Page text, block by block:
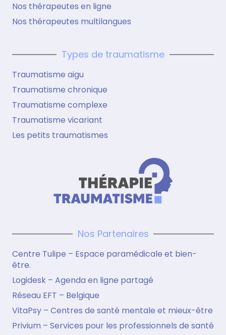
Nos thérapeutes en ligne
Nos thérapeutes multilangues
Types de traumatisme
Traumatisme aigu
Traumatisme chronique
Traumatisme complexe
Traumatisme vicariant
Les petits traumatismes
Nos Partenaires
Centre Tulipe – Espace paramédicale et bien-
être.
Logidesk – Agenda en ligne partagé
Réseau EFT – Belgique
VitaPsy – Centres de santé mentale et mieux-être
Privium – Services pour les professionnels de santé